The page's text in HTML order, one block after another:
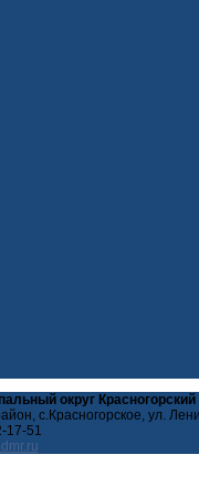
округ
с.Красногорское, ул.
17-51